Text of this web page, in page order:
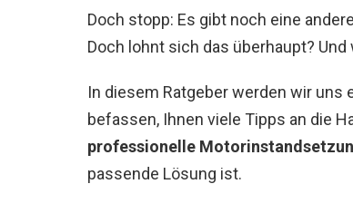
Doch stopp: Es gibt noch eine
Doch lohnt sich das überhaupt?
In diesem Ratgeber werden wir uns
befassen, Ihnen viele Tipps an die
professionelle
passende Lösung ist.